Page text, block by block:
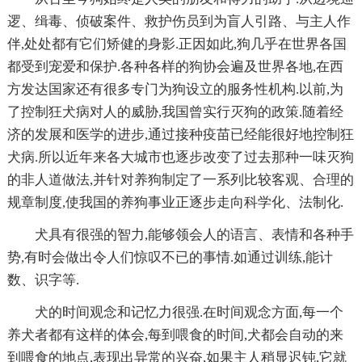
逻、缉毒、侦破案件、救护伤员到为盲人引路、与主人作
伴,处处都有它们矫健的身影.正因如此,狗几乎在世界各国
都受到宠爱和保护.各种各样的狗协会遍及世界各地,在西
方发达国家还有很多专门为狗设立的服务性机构.以前,为
了控制狂犬病对人的威胁,我国曾实行灭狗的政策.随着经
济的发展和医学的进步,通过接种疫苗已经能很好地控制狂
犬病.所以近年来各大城市也逐步改变了过去那种一味灭狗
的非人道做法,并针对养狗制定了一系列比较客观、合理的
规章制度,使我国的养狗事业正逐步走向科学化、法制化.
犬具有很强的智力,能够领会人的语言、表情和各种手
势,有时会做出令人们惊叹不已的事情.如通过训练,能计
数、识字等.
犬的时间观念和记忆力很强.在时间观念方面,每一个
养犬者都有这样的体会,每到喂食的时间,犬都会自动的来
到喂食的地点,表现出异常的兴奋,如果主人稍显迟钝,它就